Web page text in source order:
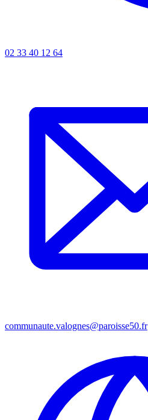
02 33 40 12 64
communaute.valognes@paroisse50.fr